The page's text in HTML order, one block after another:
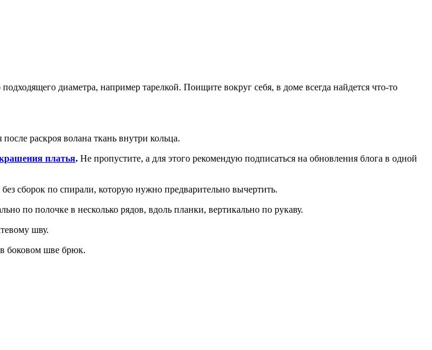
диаметра, например тарелкой. Поищите вокруг себя, в доме всегда найдется что-то
раскроя волана ткань внутри кольца.
платья. Не пропустите, а для этого рекомендую подписаться на обновления блога в одной
сборок по спирали, которую нужно предварительно вычертить.
по полочке в несколько рядов, вдоль планки, вертикально по рукаву.
шву.
боковом шве брюк.